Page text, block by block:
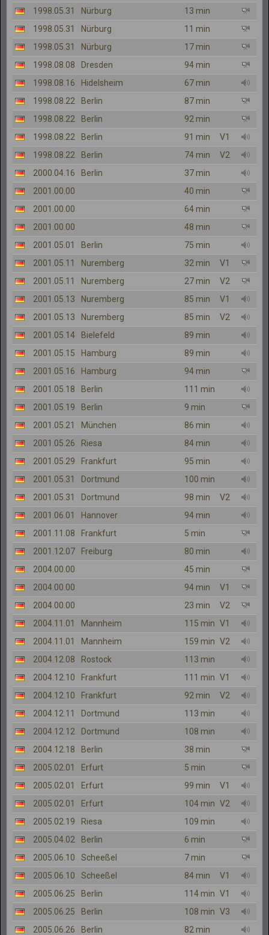
1998.05.31
Nürburg
13 min
1998.05.31
Nürburg
11 min
1998.05.31
Nürburg
17 min
1998.08.08
Dresden
94 min
1998.08.16
Hidelsheim
67 min
1998.08.22
Berlin
87 min
1998.08.22
Berlin
92 min
1998.08.22
Berlin 91 min
V1
1998.08.22
Berlin 74 min
V2
2000.04.16
Berlin
37 min
2001.00.00
40 min
2001.00.00
64 min
2001.00.00
48 min
2001.05.01
Berlin
75 min
2001.05.11
Nuremberg 32 min
V1
2001.05.11
Nuremberg 27 min
V2
2001.05.13
Nuremberg 85 min
V1
2001.05.13
Nuremberg 85 min
V2
2001.05.14
Bielefeld
89 min
2001.05.15
Hamburg
89 min
2001.05.16
Hamburg
94 min
2001.05.18
Berlin
111 min
2001.05.19
Berlin
9 min
2001.05.21
München
86 min
2001.05.26
Riesa
84 min
2001.05.29
Frankfurt
95 min
2001.05.31
Dortmund
100 min
2001.05.31
Dortmund 98 min
V2
2001.06.01
Hannover
94 min
2001.11.08
Frankfurt
5 min
2001.12.07
Freiburg
80 min
2004.00.00
45 min
2004.00.00
94 min
V1
2004.00.00
23 min
V2
2004.11.01
Mannheim 115 min V1
2004.11.01
Mannheim 159 min V2
2004.12.08
Rostock
113 min
2004.12.10
Frankfurt 111 min V1
2004.12.10
Frankfurt 92 min
V2
2004.12.11
Dortmund
113 min
2004.12.12
Dortmund
108 min
2004.12.18
Berlin
38 min
2005.02.01
Erfurt
5 min
2005.02.01
Erfurt 99 min
V1
2005.02.01
Erfurt 104 min V2
2005.02.19
Riesa
109 min
2005.04.02
Berlin
6 min
2005.06.10
Scheeßel
7 min
2005.06.10
Scheeßel 84 min
V1
2005.06.25
Berlin 114 min V1
2005.06.25
Berlin 108 min V3
2005.06.26
Berlin 82 min